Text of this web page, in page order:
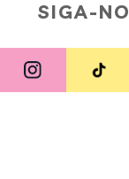
SIGA-